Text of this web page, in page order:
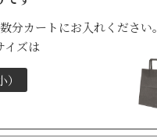
分カートにお入れください。
イズは